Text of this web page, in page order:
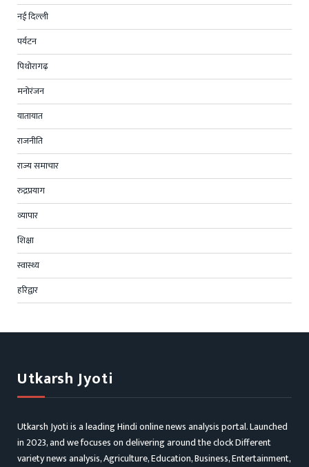
नई दिल्ली
पर्यटन
पिथोरागढ़
मनोरंजन
यातायात
राजनीति
राज्य समाचार
रुद्रप्रयाग
व्यापार
शिक्षा
स्वास्थ्य
हरिद्वार
Utkarsh Jyoti
Utkarsh Jyoti is a leading Hindi online news analysis portal. Launched
in 2023, and we focuses on delivering around the clock Different
variety news analysis, Agriculture, Education, Business, Entertainment,